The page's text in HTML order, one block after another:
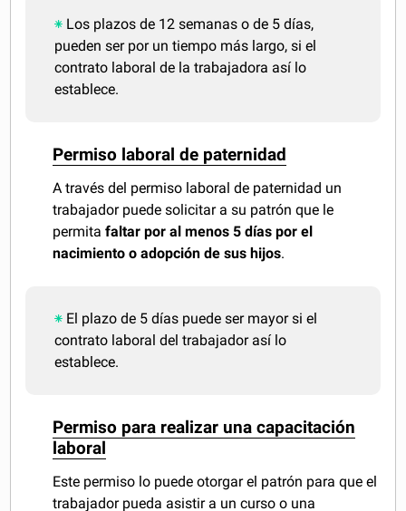
Los plazos de 12 semanas o de 5 días,
pueden ser por un tiempo más largo, si el
contrato laboral de la trabajadora así lo
establece.
Permiso laboral de paternidad
A través del permiso laboral de paternidad un
trabajador puede solicitar a su patrón que le
permita faltar por al menos 5 días por el
nacimiento o adopción de sus hijos.
El plazo de 5 días puede ser mayor si el
contrato laboral del trabajador así lo
establece.
Permiso para realizar una capacitación
laboral
Este permiso lo puede otorgar el patrón para que el
trabajador pueda asistir a un curso o una